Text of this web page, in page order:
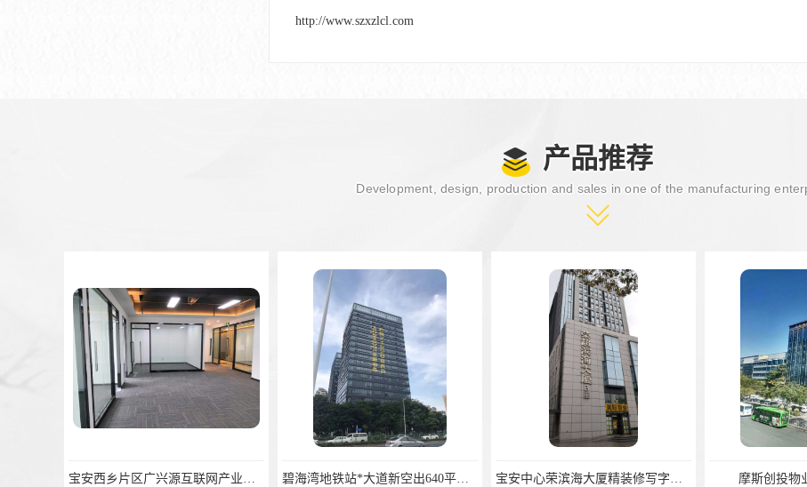
http://www.szxzlcl.com
产品推荐
Development, design, production and sales in one of the manufacturing
摩斯创投物